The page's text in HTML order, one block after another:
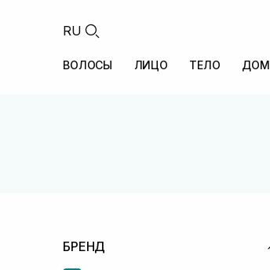
RU
ВОЛОСЫ ЛИЦО ТЕЛО ДОМ
БРЕНД